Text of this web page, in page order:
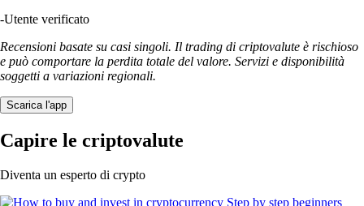
-Utente verificato
Recensioni basate su casi singoli. Il trading di criptovalute è rischioso
e può comportare la perdita totale del valore. Servizi e disponibilità
soggetti a variazioni regionali.
Scarica l'app
Capire le criptovalute
Diventa un esperto di crypto